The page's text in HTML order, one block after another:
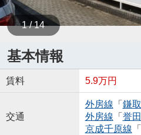
1 / 14
基本情報
賃料 5.9万円
交通
外房線 「 鎌取
外房線 「 誉田
京成千原線 「